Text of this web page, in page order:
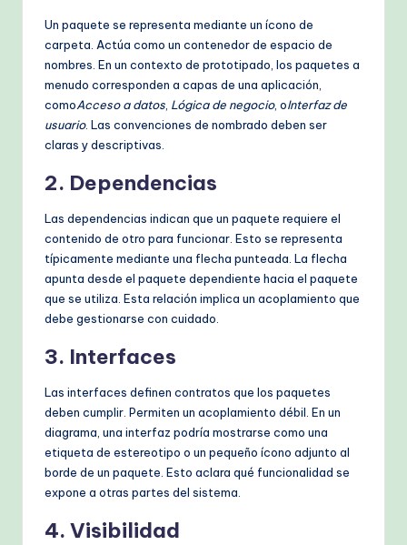
Un paquete se representa mediante un ícono de
carpeta. Actúa como un contenedor de espacio de
nombres. En un contexto de prototipado, los paquetes a
menudo corresponden a capas de una aplicación,
comoAcceso a datos, Lógica de negocio, oInterfaz de
usuario. Las convenciones de nombrado deben ser
claras y descriptivas.
2. Dependencias
Las dependencias indican que un paquete requiere el
contenido de otro para funcionar. Esto se representa
típicamente mediante una flecha punteada. La flecha
apunta desde el paquete dependiente hacia el paquete
que se utiliza. Esta relación implica un acoplamiento que
debe gestionarse con cuidado.
3. Interfaces
Las interfaces definen contratos que los paquetes
deben cumplir. Permiten un acoplamiento débil. En un
diagrama, una interfaz podría mostrarse como una
etiqueta de estereotipo o un pequeño ícono adjunto al
borde de un paquete. Esto aclara qué funcionalidad se
expone a otras partes del sistema.
4. Visibilidad